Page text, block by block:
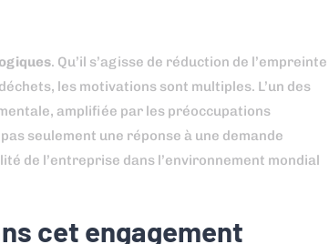
. Qu’il s’agisse de réduction de l’empreinte
les motivations sont multiples. L’un des
amplifiée par les préoccupations
seulement une réponse à une demande
de l’entreprise dans l’environnement mondial
cet engagement